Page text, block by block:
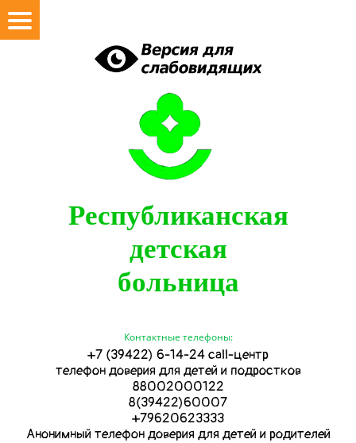
Республиканская
детская
больница
Контактные телефоны:
+7 (39422) 6-14-24 call-центр
телефон доверия для детей и подростков
88002000122
8(39422)60007
+79620623333
Анонимный телефон доверия для детей и родителей